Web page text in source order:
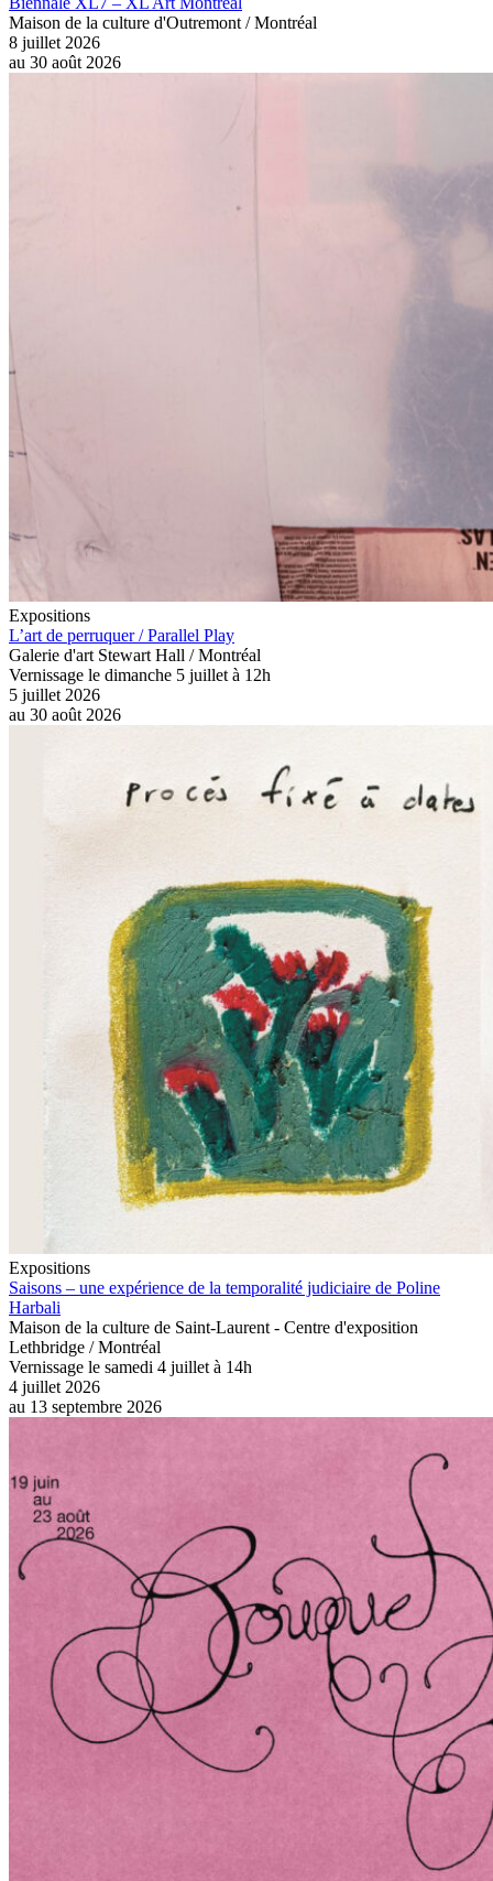
Maison de la culture d'Outremont / Montréal
8 juillet 2026
au 30 août 2026
Expositions
L’art de perruquer / Parallel Play
Galerie d'art Stewart Hall / Montréal
Vernissage le dimanche 5 juillet à 12h
5 juillet 2026
au 30 août 2026
Expositions
Saisons – une expérience de la temporalité judiciaire de Poline
Harbali
Maison de la culture de Saint-Laurent - Centre d'exposition
Lethbridge / Montréal
Vernissage le samedi 4 juillet à 14h
4 juillet 2026
au 13 septembre 2026